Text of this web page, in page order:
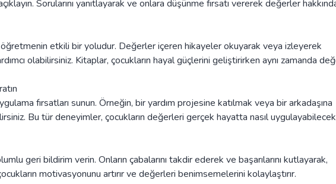
Sorularını yanıtlayarak ve onlara düşünme fırsatı vererek değerler
etkili bir yoludur. Değerler içeren hikayeler okuyarak veya izleyerek
olabilirsiniz. Kitaplar, çocukların hayal güçlerini geliştirirken aynı zamanda
fırsatları sunun. Örneğin, bir yardım projesine katılmak veya bir arkadaşına
Bu tür deneyimler, çocukların değerleri gerçek hayatta nasıl
geri bildirim verin. Onların çabalarını takdir ederek ve başarılarını kutlayarak,
motivasyonunu artırır ve değerleri benimsemelerini kolaylaştırır.